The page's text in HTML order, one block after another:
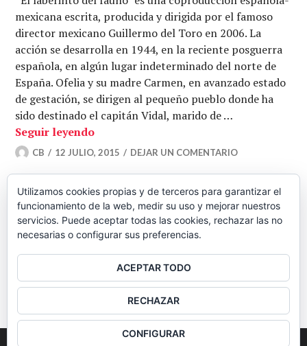
mexicana escrita, producida y dirigida por el famoso
director mexicano Guillermo del Toro en 2006. La
acción se desarrolla en 1944, en la reciente posguerra
española, en algún lugar indeterminado del norte de
España. Ofelia y su madre Carmen, en avanzado estado
de gestación, se dirigen al pequeño pueblo donde ha
sido destinado el capitán Vidal, marido de …
Seguir leyendo‘El laberinto del fauno’: un oscuro
CB 12 JULIO, 2015 DEJAR UN COMENTARIO
Navegación
de
entradas
ENTRADAS
ANTERIORES
BARRA
LATERAL
Utilizamos cookies propias y de terceros para garantizar el
funcionamiento de la web, medir su uso y mejorar nuestros
servicios. Puede aceptar todas las cookies, rechazar las no
necesarias o configurar sus preferencias.
ACEPTAR TODO
RECHAZAR
CONFIGURAR